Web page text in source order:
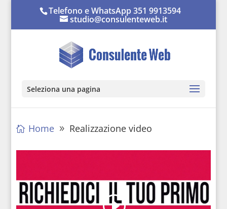
Telefono e WhatsApp 351 9913594
studio@consulenteweb.it
Seleziona una pagina
Home Realizzazione video